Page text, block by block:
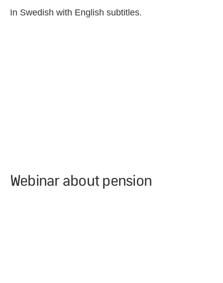
In Swedish with English subtitles.
Webinar about pension